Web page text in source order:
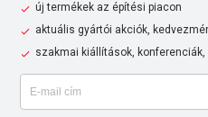
új termékek az építési piacon
aktuális gyártói akciók,
szakmai kiállítások, konferenciák,